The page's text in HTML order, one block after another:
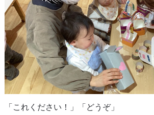
「これください！」「どうぞ」